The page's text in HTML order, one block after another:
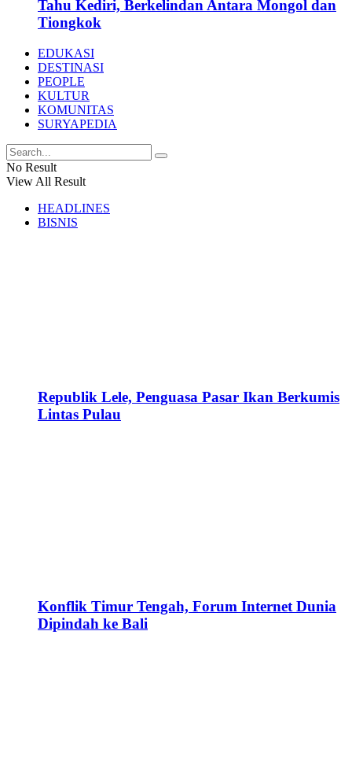
Tahu Kediri, Berkelindan Antara Mongol dan
Tiongkok
EDUKASI
DESTINASI
PEOPLE
KULTUR
KOMUNITAS
SURYAPEDIA
No Result
View All Result
HEADLINES
BISNIS
Republik Lele, Penguasa Pasar Ikan Berkumis
Lintas Pulau
Konflik Timur Tengah, Forum Internet Dunia
Dipindah ke Bali